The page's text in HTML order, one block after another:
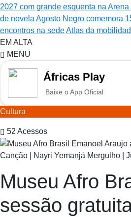
2027 com grande esquenta na
de novela Agosto Negro comemora
encontros na sedeAtlas da
EM ALTA
MENU
Áfricas Play
Baixe o App Oficial
Cultura
52 Acessos
Canção | Nayri Yemanjá Mergulho |
Museu Afro
sessão